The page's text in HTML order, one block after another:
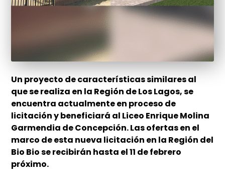
Un proyecto de características similares al
que se realiza en la Región de Los Lagos, se
encuentra actualmente en proceso de
licitación y beneficiará al Liceo Enrique Molina
Garmendia de Concepción. Las ofertas en el
marco de esta nueva licitación en la Región del
Bio Bio se recibirán hasta el 11 de febrero
próximo.